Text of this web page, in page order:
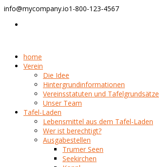
info@mycompany.io1-800-123-4567
home
Verein
Die Idee
Hintergrundinformationen
Vereinsstatuten und Tafelgrundsätze
Unser Team
Tafel-Laden
Lebensmittel aus dem Tafel-Laden
Wer ist berechtigt?
Ausgabestellen
Trumer Seen
Seekirchen